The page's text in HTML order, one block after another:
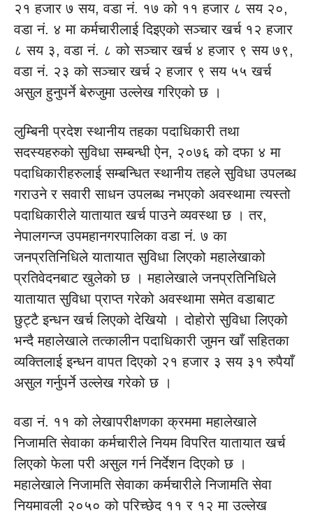
२१ हजार ७ सय, वडा नं. १७ को ११ हजार ८ सय २०,
वडा नं. ४ मा कर्मचारीलाई दिइएको सञ्चार खर्च १२ हजार
८ सय ३, वडा नं. ८ को सञ्चार खर्च ४ हजार ९ सय ७९,
वडा नं. २३ को सञ्चार खर्च २ हजार ९ सय ५५ खर्च
असुल हुनुपर्ने बेरुजुमा उल्लेख गरिएको छ ।
लुम्बिनी प्रदेश स्थानीय तहका पदाधिकारी तथा
सदस्यहरुको सुविधा सम्बन्धी ऐन, २०७६ को दफा ४ मा
पदाधिकारीहरुलाई सम्बन्धित स्थानीय तहले सुविधा उपलब्ध
गराउने र सवारी साधन उपलब्ध नभएको अवस्थामा त्यस्तो
पदाधिकारीले यातायात खर्च पाउने व्यवस्था छ । तर,
नेपालगन्ज उपमहानगरपालिका वडा नं. ७ का
जनप्रतिनिधिले यातायात सुविधा लिएको महालेखाको
प्रतिवेदनबाट खुलेको छ । महालेखाले जनप्रतिनिधिले
यातायात सुविधा प्राप्त गरेको अवस्थामा समेत वडाबाट
छुट्टै इन्धन खर्च लिएको देखियो । दोहोरो सुविधा लिएको
भन्दै महालेखाले तत्कालीन पदाधिकारी जुमन खाँ सहितका
व्यक्तिलाई इन्धन वापत दिएको २१ हजार ३ सय ३१ रुपैयाँ
असुल गर्नुपर्ने उल्लेख गरेको छ ।
वडा नं. ११ को लेखापरीक्षणका क्रममा महालेखाले
निजामति सेवाका कर्मचारीले नियम विपरित यातायात खर्च
लिएको फेला परी असुल गर्न निर्देशन दिएको छ ।
महालेखाले निजामति सेवाका कर्मचारीले निजामति सेवा
नियमावली २०५० को परिच्छेद ११ र १२ मा उल्लेख